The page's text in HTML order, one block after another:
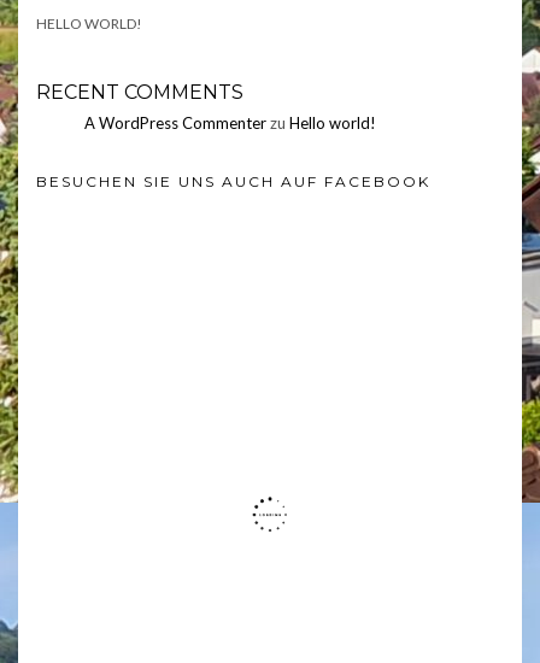
HELLO WORLD!
RECENT COMMENTS
A WordPress Commenterzu Hello world!
BESUCHEN SIE UNS AUCH AUF FACEBOOK